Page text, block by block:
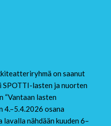
on saanut
SPOTTI-lasten ja nuorten
lasten
4.–5.4.2026 osana
lavalla nähdään kuuden 6–